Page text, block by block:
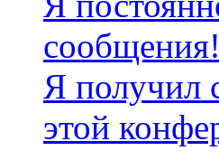
сообщения!
Я получил
этой